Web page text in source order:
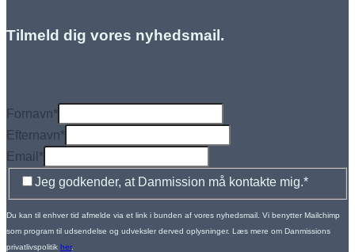
Tilmeld dig vores nyhedsmail.
Fornavn*
Efternavn*
Email *
Jeg godkender, at Danmission må kontakte mig.*
Du kan til enhver tid afmelde via et link i bunden af vores nyhedsmail. Vi benytter Mailchimp
som program til udsendelse og udveksler derved oplysninger. Læs mere om Danmissions
privatlivspolitik her.